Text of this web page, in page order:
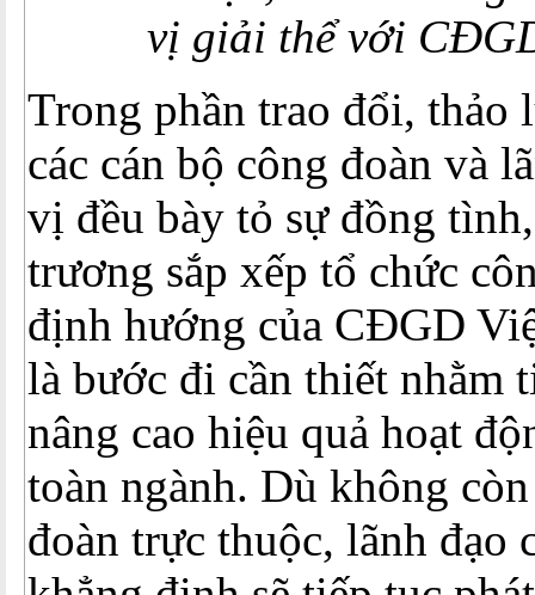
vị giải thể với
Trong phần trao đổi, thảo
các cán bộ công đoàn và
vị đều bày tỏ sự đồng
trương sắp xếp tổ chức
định hướng của CĐGD
là bước đi cần thiết nhằm
nâng cao hiệu quả hoạt
toàn ngành. Dù không
đoàn trực thuộc, lãnh đạo